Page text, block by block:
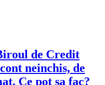
de Credit
neinchis, de
Ce pot sa fac?